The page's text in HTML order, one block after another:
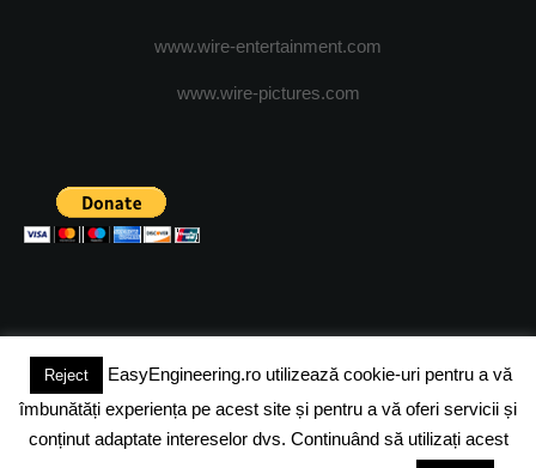
www.wire-entertainment.com
www.wire-pictures.com
(c) 2024 - FineEngineeringMagazine. All rights reserved.
DESPRE NOI ADVERTISING JOBS DESPRE COOKIES
Reject
EasyEngineering.ro utilizează cookie-uri pentru a vă
îmbunătăți experiența pe acest site și pentru a vă oferi servicii și
conținut adaptate intereselor dvs. Continuând să utilizați acest